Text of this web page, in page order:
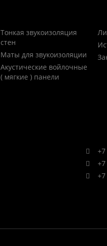
Тонкая звукоизоляция
стен
Маты для звукоизоляции
Акустические войлочные
( мягкие ) панели
+7